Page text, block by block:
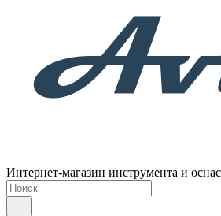
Интернет-магазин инструмента и